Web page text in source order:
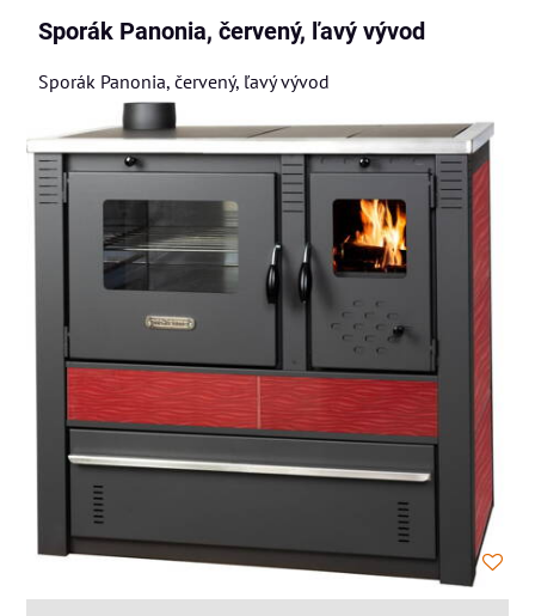
Sporák Panonia, červený, ľavý vývod
Sporák Panonia, červený, ľavý vývod